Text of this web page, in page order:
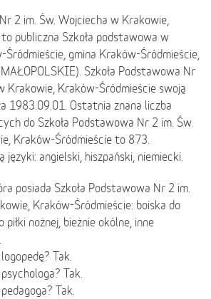
2 im. Św. Wojciecha w Krakowie,
publiczna Szkoła podstawowa w
gmina Kraków-Śródmieście,
Szkoła Podstawowa Nr
Krakowie, Kraków-Śródmieście swoją
1983.09.01. Ostatnia znana liczba
do Szkoła Podstawowa Nr 2 im. Św.
Kraków-Śródmieście to 873.
języki: angielski, hiszpański, niemiecki.
posiada Szkoła Podstawowa Nr 2 im.
Kraków-Śródmieście: boiska do
piłki nożnej, bieżnie okólne, inne
Tak.
Tak.
Tak.